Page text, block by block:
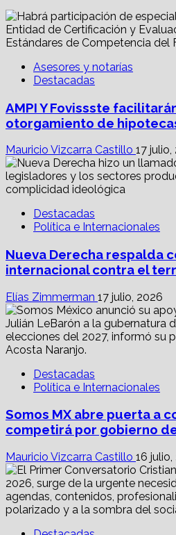
Asesores y notarías
Destacadas
AMPI Y Fovissste
otorgamiento de
Mauricio Vizcarra Castillo 17 julio,
Destacadas
Política e Internacionales
Nueva Derecha respalda
internacional contra el
Elías Zimmerman 17 julio, 2026
Destacadas
Política e Internacionales
Somos MX abre puerta a
competirá por gobierno
Mauricio Vizcarra Castillo 16